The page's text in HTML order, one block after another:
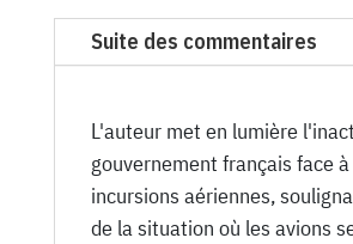
du
Canard
1938
Suite des commentaires
L'auteur met en lumière
gouvernement français face à
incursions aériennes,
de la situation où les avions